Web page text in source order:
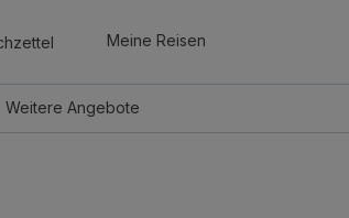
Meine Reisen
WeitereAngebote